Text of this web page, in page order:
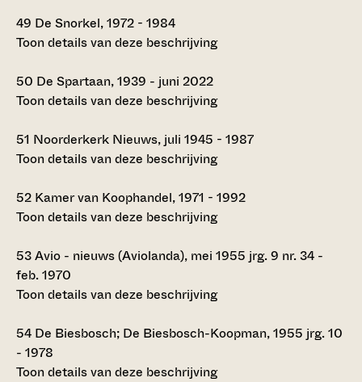
49 De Snorkel, 1972 - 1984
Toon details van deze beschrijving
50 De Spartaan, 1939 - juni 2022
Toon details van deze beschrijving
51 Noorderkerk Nieuws, juli 1945 - 1987
Toon details van deze beschrijving
52 Kamer van Koophandel, 1971 - 1992
Toon details van deze beschrijving
53Avio - nieuws (Aviolanda), mei 1955 jrg. 9 nr. 34 -
feb. 1970
Toon details van deze beschrijving
54 De Biesbosch; De Biesbosch-Koopman, 1955 jrg. 10
- 1978
Toon details van deze beschrijving